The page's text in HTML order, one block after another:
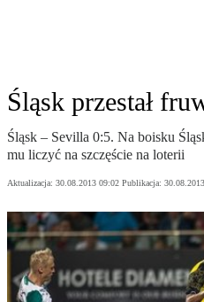
Śląsk przestał
Śląsk – Sevilla 0:5. Na boisku
mu liczyć na szczęście na loterii
Aktualizacja: 30.08.2013 09:02 Publikacja: